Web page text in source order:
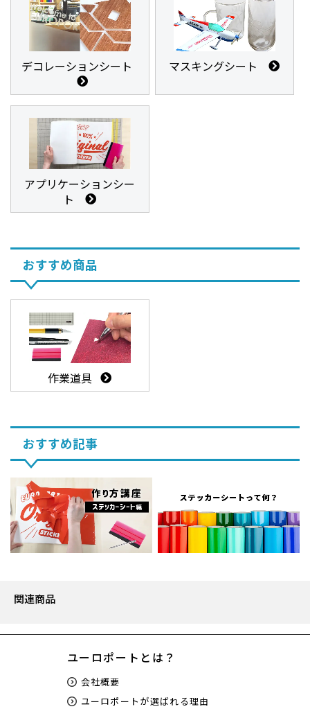
デコレーションシート マスキングシート
アプリケーションシー
ト
おすすめ商品
作業道具
おすすめ記事
関連商品
ユーロポートとは？
会社概要
ユーロポートが選ばれる理由